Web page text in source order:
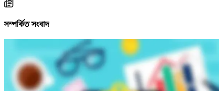
সম্পর্কিত সংবাদ